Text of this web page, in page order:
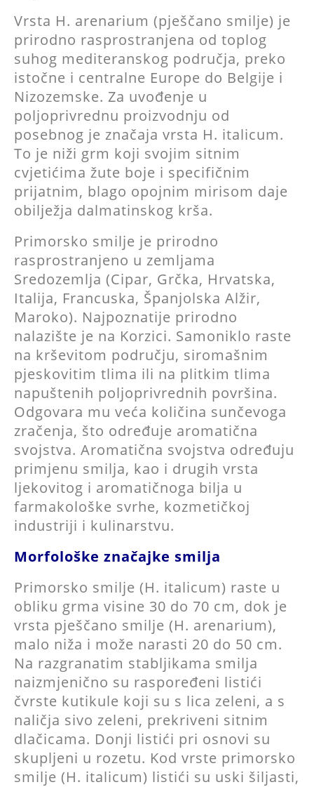
Vrsta H. arenarium (pješčano smilje) je
prirodno rasprostranjena od toplog
suhog mediteranskog područja, preko
istočne i centralne Europe do Belgije i
Nizozemske. Za uvođenje u
poljoprivrednu proizvodnju od
posebnog je značaja vrsta H. italicum.
To je niži grm koji svojim sitnim
cvjetićima žute boje i specifičnim
prijatnim, blago opojnim mirisom daje
obilježja dalmatinskog krša.
Primorsko smilje je prirodno
rasprostranjeno u zemljama
Sredozemlja (Cipar, Grčka, Hrvatska,
Italija, Francuska, Španjolska Alžir,
Maroko). Najpoznatije prirodno
nalazište je na Korzici. Samoniklo raste
na krševitom području, siromašnim
pjeskovitim tlima ili na plitkim tlima
napuštenih poljoprivrednih površina.
Odgovara mu veća količina sunčevoga
zračenja, što određuje aromatična
svojstva. Aromatična svojstva određuju
primjenu smilja, kao i drugih vrsta
ljekovitog i aromatičnoga bilja u
farmakološke svrhe, kozmetičkoj
industriji i kulinarstvu.
Morfološke značajke smilja
Primorsko smilje (H. italicum) raste u
obliku grma visine 30 do 70 cm, dok je
vrsta pješčano smilje (H. arenarium),
malo niža i može narasti 20 do 50 cm.
Na razgranatim stabljikama smilja
naizmjenično su raspoređeni listići
čvrste kutikule koji su s lica zeleni, a s
naličja sivo zeleni, prekriveni sitnim
dlačicama. Donji listići pri osnovi su
skupljeni u rozetu. Kod vrste primorsko
smilje (H. italicum) listići su uski šiljasti,